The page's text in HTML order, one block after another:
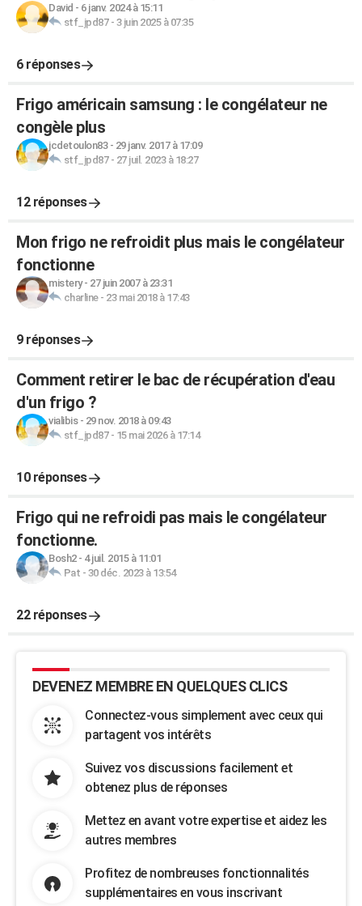
David - 6 janv. 2024 à 15:11
stf_jpd87- 3 juin 2025 à 07:35
6 réponses
Frigo américain samsung : le congélateur ne
congèle plus
jcdetoulon83- 29 janv. 2017 à 17:09
stf_jpd87- 27 juil. 2023 à 18:27
12 réponses
Mon frigo ne refroidit plus mais le congélateur
fonctionne
mistery- 27 juin 2007 à 23:31
charline- 23 mai 2018 à 17:43
9 réponses
Comment retirer le bac de récupération d'eau
d'un frigo ?
vialibis- 29 nov. 2018 à 09:43
stf_jpd87- 15 mai 2026 à 17:14
10 réponses
Frigo qui ne refroidi pas mais le congélateur
fonctionne.
Bosh2- 4 juil. 2015 à 11:01
Pat - 30 déc. 2023 à 13:54
22 réponses
DEVENEZ MEMBRE EN QUELQUES CLICS
Connectez-vous simplement avec ceux qui
partagent vos intérêts
Suivez vos discussions facilement et
obtenez plus de réponses
Mettez en avant votre expertise et aidez les
autres membres
Profitez de nombreuses fonctionnalités
supplémentaires en vous inscrivant